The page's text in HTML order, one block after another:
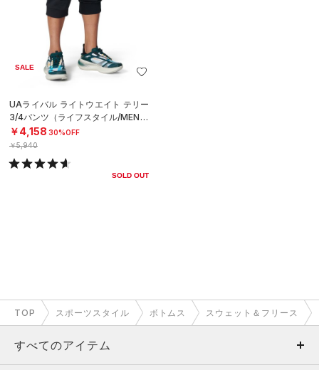
SALE
UAライバル ライトウエイト テリー
3/4パンツ（ライフスタイル/MEN）
￥4,158 30%OFF
￥5,940
SOLD OUT
TOP スポーツスタイル ボトムス スウェット＆フリース
すべてのアイテム